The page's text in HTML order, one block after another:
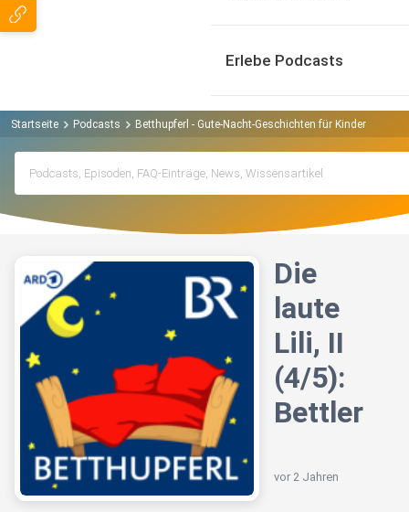
Erlebe Podcasts
Startseite Podcasts Betthupferl - Gute-Nacht-Geschichten für Kinder Podcast
Die
laute
Lili, II
(4/5):
Bettler
vor 2 Jahren